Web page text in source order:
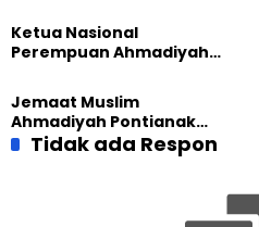
Sembako kepada Warga
Ketua Nasional
Perempuan Ahmadiyah
Besar Universitas
Terbuka
Jemaat Muslim
Ahmadiyah Pontianak
dan Gereja Katedral
Perkuat Kolaborasi Sosial
Tidak ada Respon